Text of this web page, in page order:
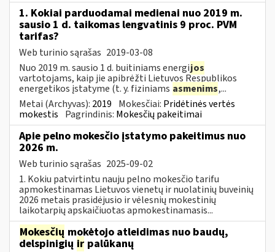
1. Kokiai parduodamai medienai nuo 2019 m.
sausio 1 d. taikomas lengvatinis 9 proc. PVM
tarifas?
Web turinio sąrašas 2019-03-08
Nuo 2019 m. sausio 1 d. buitiniams energijos
vartotojams, kaip jie apibrėžti Lietuvos Respublikos
energetikos įstatyme (t. y. fiziniams asmenims,...
Metai (Archyvas): 2019 Mokesčiai: Pridėtinės vertės
mokestis Pagrindinis: Mokesčių pakeitimai
Apie pelno mokesčio įstatymo pakeitimus nuo
2026 m.
Web turinio sąrašas 2025-09-02
1. Kokiu patvirtintu nauju pelno mokesčio tarifu
apmokestinamas Lietuvos vienetų ir nuolatinių buveinių
2026 metais prasidėjusio ir vėlesnių mokestinių
laikotarpių apskaičiuotas apmokestinamasis...
Mokesčių mokėtojo atleidimas nuo baudų,
delspinigių ir palūkanų